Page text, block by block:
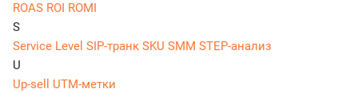
ROAS ROI ROMI
S
Service Level SIP-транк SKU SMM STEP-анализ
U
Up-sell UTM-метки